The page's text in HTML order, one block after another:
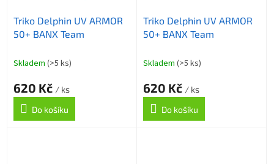
Triko Delphin UV ARMOR
50+ BANX Team
Skladem (>5 ks)
620 Kč / ks
Do košíku
Triko Delphin UV ARMOR
50+ BANX Team
Skladem (>5 ks)
620 Kč / ks
Do košíku